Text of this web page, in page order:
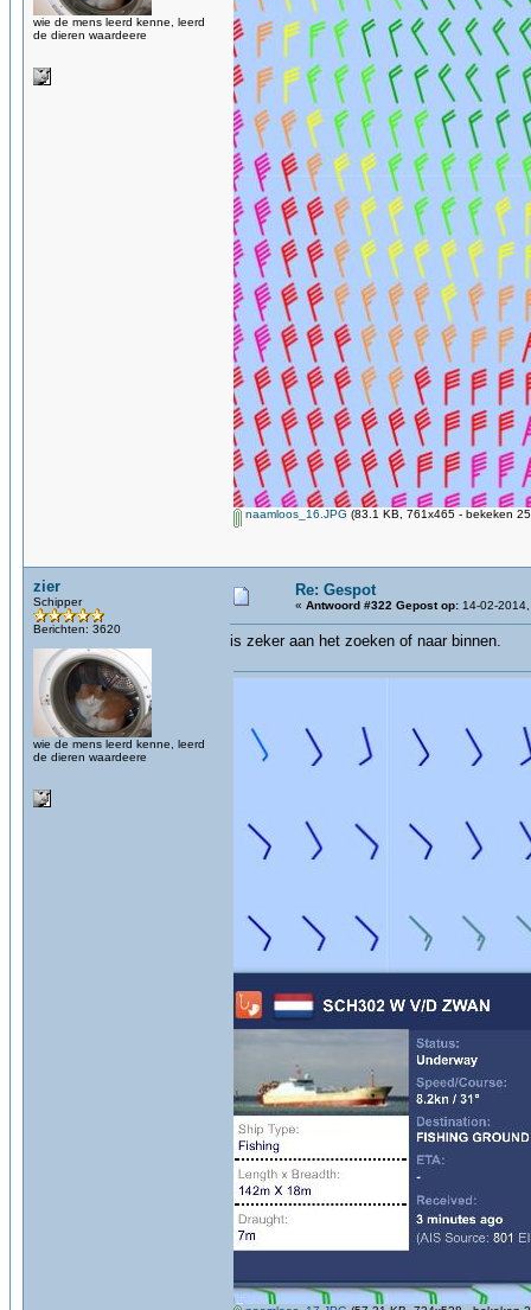
wie de mens leerd kenne, leerd
de dieren waardeere
naamloos_16.JPG (83.1 KB, 761x465 - bekeken
zier
Schipper
Berichten: 3620
wie de mens leerd kenne, leerd
de dieren waardeere
Re: Gespot
« Antwoord #322 Gepost op: 14-02-
is zeker aan het zoeken of naar binnen.